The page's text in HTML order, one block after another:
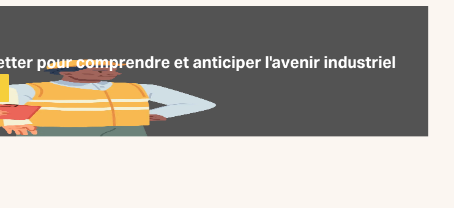
pour comprendre et anticiper l'avenir industriel